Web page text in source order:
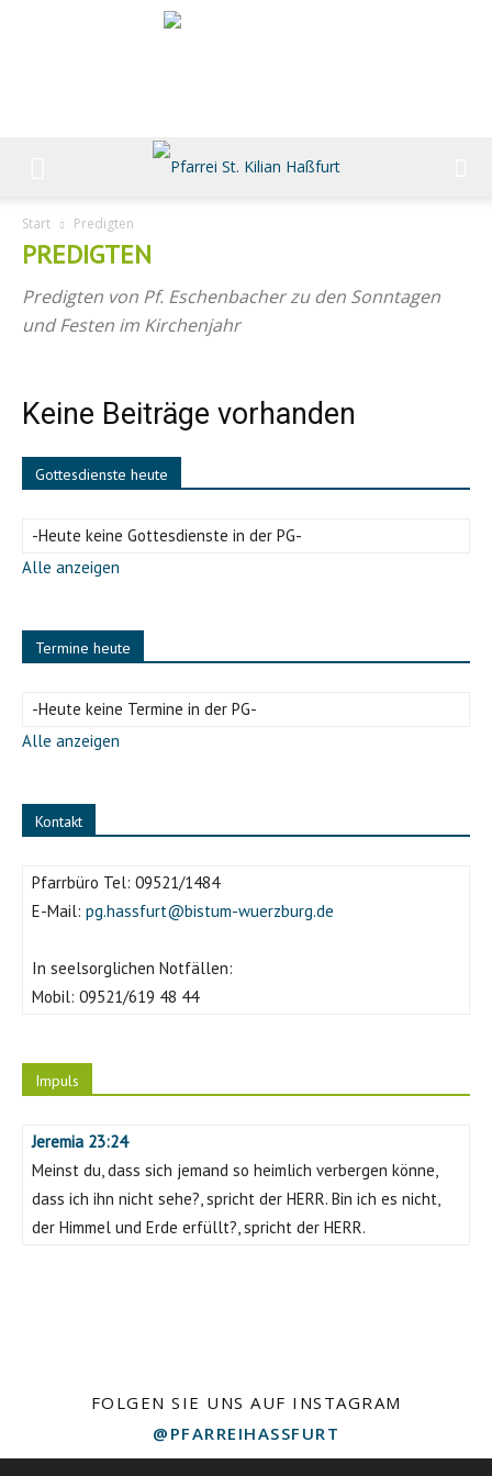
Start Predigten
PREDIGTEN
Predigten von Pf. Eschenbacher zu den Sonntagen
und Festen im Kirchenjahr
Keine Beiträge vorhanden
Gottesdienste heute
-Heute keine Gottesdienste in der PG-
Alle anzeigen
Termine heute
-Heute keine Termine in der PG-
Alle anzeigen
Kontakt
Pfarrbüro Tel: 09521/1484
E-Mail: pg.hassfurt@bistum-wuerzburg.de
In seelsorglichen Notfällen:
Mobil: 09521/619 48 44
Impuls
Jeremia 23:24
Meinst du, dass sich jemand so heimlich verbergen könne,
dass ich ihn nicht sehe?, spricht der HERR. Bin ich es nicht,
der Himmel und Erde erfüllt?, spricht der HERR.
FOLGEN SIE UNS AUF INSTAGRAM
@PFARREIHASSFURT